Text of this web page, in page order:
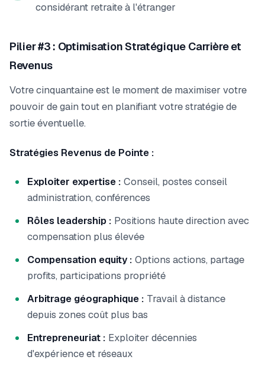
considérant retraite à l'étranger
Pilier #3 : Optimisation Stratégique Carrière et
Revenus
Votre cinquantaine est le moment de maximiser votre
pouvoir de gain tout en planifiant votre stratégie de
sortie éventuelle.
Stratégies Revenus de Pointe :
Exploiter expertise : Conseil, postes conseil
administration, conférences
Rôles leadership : Positions haute direction avec
compensation plus élevée
Compensation equity : Options actions, partage
profits, participations propriété
Arbitrage géographique : Travail à distance
depuis zones coût plus bas
Entrepreneuriat : Exploiter décennies
d'expérience et réseaux